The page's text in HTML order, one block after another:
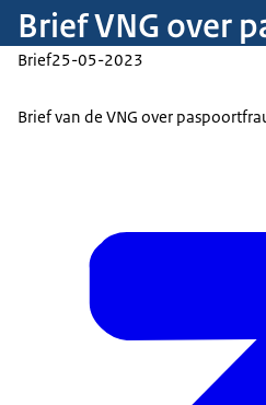
Brief VNG over
Brief25-05-2023
Brief van de VNG over